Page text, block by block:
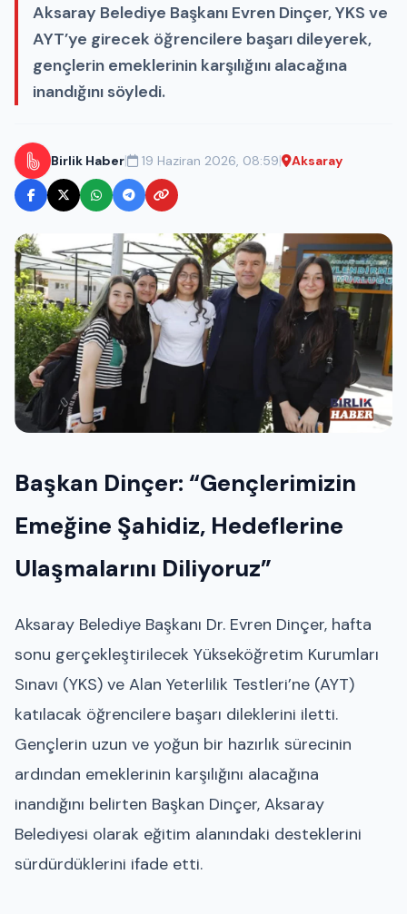
Aksaray Belediye Başkanı Evren Dinçer, YKS ve
AYT’ye girecek öğrencilere başarı dileyerek,
gençlerin emeklerinin karşılığını alacağına
inandığını söyledi.
Birlik Haber| 19 Haziran 2026, 08:59| Aksaray
Başkan Dinçer: “Gençlerimizin
Emeğine Şahidiz, Hedeflerine
Ulaşmalarını Diliyoruz”
Aksaray Belediye Başkanı Dr. Evren Dinçer, hafta
sonu gerçekleştirilecek Yükseköğretim Kurumları
Sınavı (YKS) ve Alan Yeterlilik Testleri’ne (AYT)
katılacak öğrencilere başarı dileklerini iletti.
Gençlerin uzun ve yoğun bir hazırlık sürecinin
ardından emeklerinin karşılığını alacağına
inandığını belirten Başkan Dinçer, Aksaray
Belediyesi olarak eğitim alanındaki desteklerini
sürdürdüklerini ifade etti.